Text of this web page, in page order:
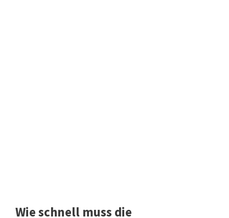
Wie schnell muss die